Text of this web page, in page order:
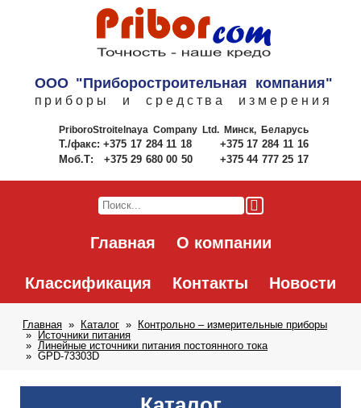
ООО "Приборостроительная компания"
приборы и средства измерения
PriboroStroitelnaya Company Ltd.Минск, Беларусь
Т./факс: +375 17 284 11 18
+375 17 284 11 16
Моб.Т:
+375 29 680 00 50 +375 44 777 25 17
Главная О компании
Классификация Контакты Новости
Главная Каталог
Контрольно – измерительные приборы
Источники питания
Линейные источники питания постоянного тока
GPD-73303D